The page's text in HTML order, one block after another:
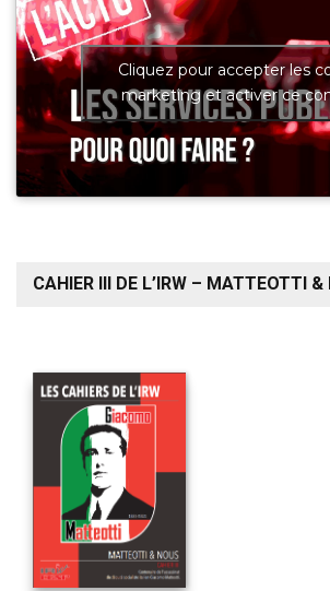
Cliquez pour accepter les
marketing et activer ce
CAHIER III DE L’IRW – MATTEOTTI &